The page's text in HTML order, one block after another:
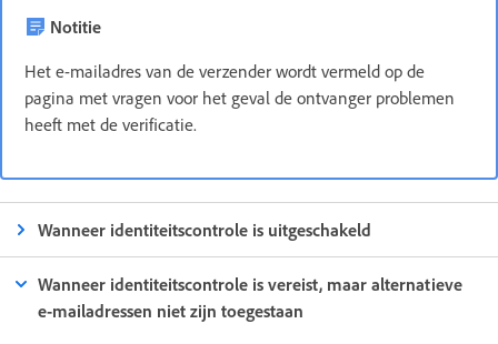
Notitie
Het e-mailadres van de verzender wordt vermeld op de
pagina met vragen voor het geval de ontvanger problemen
heeft met de verificatie.
Wanneer identiteitscontrole is uitgeschakeld
Wanneer identiteitscontrole is vereist, maar alternatieve
e-mailadressen niet zijn toegestaan